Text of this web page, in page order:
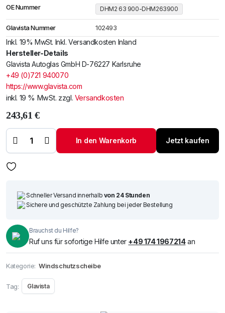
OE Nummer DHM2 63 900-DHM263900
Glavista Nummer 102493
Inkl. 19% MwSt. Inkl. Versandkosten Inland
Hersteller-Details
Glavista Autoglas GmbH D-76227 Karlsruhe
+49 (0)721 940070
https://www.glavista.com
inkl. 19 % MwSt. zzgl. Versandkosten
243,61€
Windschutzscheibe
/ Frontscheibe
Mazda 2 14-
+Sensor+E-
Kam+ADAS neu
In den Warenkorb Jetzt kaufen
Schneller Versand innerhalb von 24 Stunden
Sichere und geschützte Zahlung bei jeder Bestellung
Brauchst du Hilfe?
Ruf uns für sofortige Hilfe unter +49 174 1967214an
Kategorie: Windschutzscheibe
Tag: Glavista